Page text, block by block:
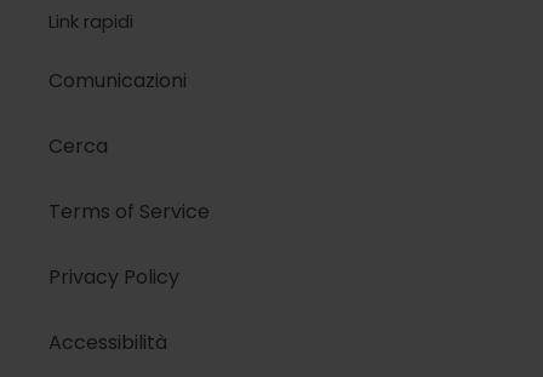
Link rapidi
Comunicazioni
Cerca
Terms of Service
Privacy Policy
Accessibilità